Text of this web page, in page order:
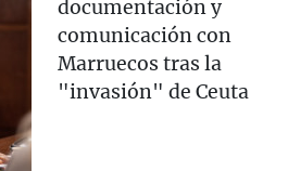
documentación y
comunicación con
Marruecos tras la
"invasión" de Ceuta